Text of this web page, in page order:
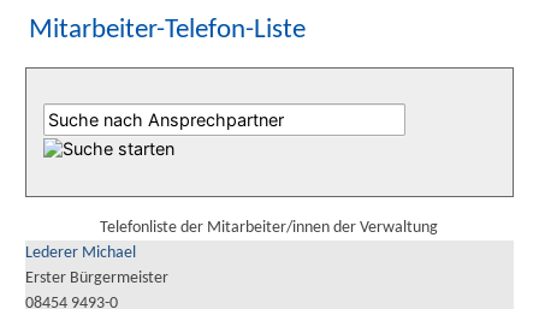
Mitarbeiter-Telefon-Liste
Telefonliste der Mitarbeiter/innen der Verwaltung
Lederer Michael
Erster Bürgermeister
08454 9493-0